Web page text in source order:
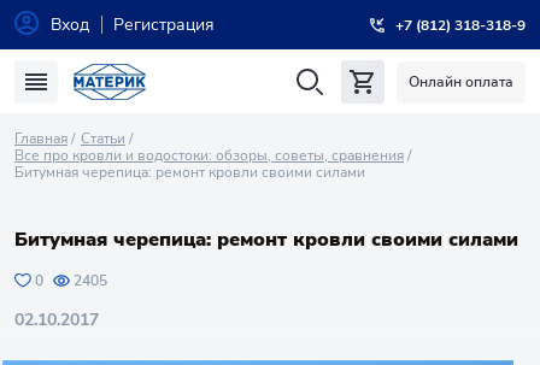
Вход Регистрация +7 (812) 318-318-9
Онлайн оплата
Главная
Статьи
Все про кровли и водостоки: обзоры, советы, сравнения
Битумная черепица: ремонт кровли своими силами
Битумная черепица: ремонт кровли своими силами
0 2405
02.10.2017